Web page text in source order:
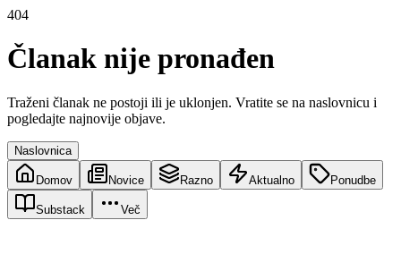
404
Članak nije pronađen
Traženi članak ne postoji ili je uklonjen. Vratite se na naslovnicu i
pogledajte najnovije objave.
Naslovnica
Domov Novice Razno Aktualno Ponudbe
Substack Več